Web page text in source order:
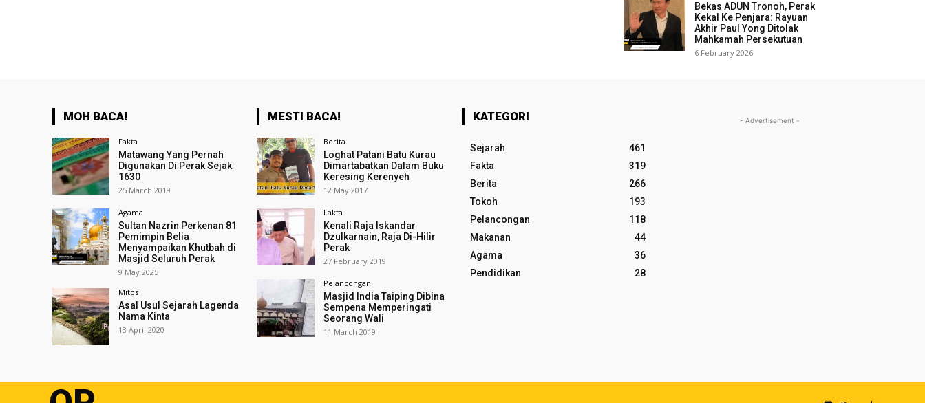
Bekas ADUN Tronoh, Perak
Kekal Ke Penjara: Rayuan
Akhir Paul Yong Ditolak
Mahkamah Persekutuan
6 February 2026
MOH BACA!
Fakta
Matawang Yang Pernah
Digunakan Di Perak Sejak
1630
25 March 2019
Agama
Sultan Nazrin Perkenan 81
Pemimpin Belia
Menyampaikan Khutbah di
Masjid Seluruh Perak
9 May 2025
Mitos
Asal Usul Sejarah Lagenda
Nama Kinta
13 April 2020
MESTI BACA!
Berita
Loghat Patani Batu Kurau
Dimartabatkan Dalam Buku
Keresing Kerenyeh
12 May 2017
Fakta
Kenali Raja Iskandar
Dzulkarnain, Raja Di-Hilir
Perak
27 February 2019
Pelancongan
Masjid India Taiping Dibina
Sempena Memperingati
Seorang Wali
11 March 2019
KATEGORI
Sejarah
461
Fakta
319
Berita
266
Tokoh
193
Pelancongan
118
Makanan
44
Agama
36
Pendidikan
28
- Advertisement -